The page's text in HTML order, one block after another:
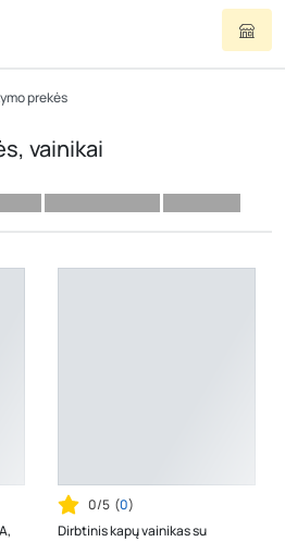
prekės
vainikai
0/5 (0)
Dirbtinis kapų vainikas su